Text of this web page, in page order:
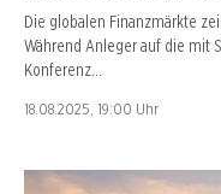
Die globalen Finanzmärkte
Während Anleger auf die mit
Konferenz…
18.08.2025, 19:00 Uhr